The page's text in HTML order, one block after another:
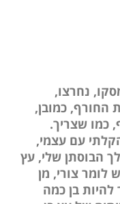
נחרצו,
החורף, כמובן,
כמו שצריך.
עם עצמי,
הבוסתן שלי, עץ
לומר צורי, מן
להיות בן כמה